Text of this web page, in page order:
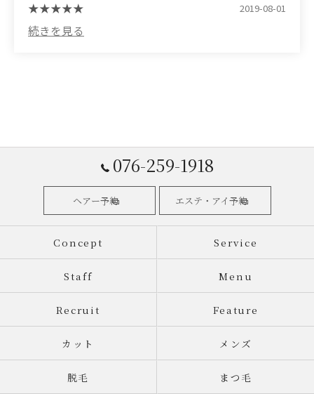
fashionable interior goods and handmade
accessories, and a beauty salon on the second floor.
It's also nice that they offer soft drinks after the
I can also take care of men's haircuts, so my family
and I take care of them.
2019-08-01
076-259-1918
ヘアー予約 エステ・アイ予約
Concept Service
Staff Menu
Recruit Feature
カット メンズ
脱毛 まつ毛